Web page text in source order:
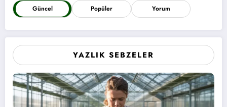
Güncel Popüler Yorum
YAZLIK SEBZELER